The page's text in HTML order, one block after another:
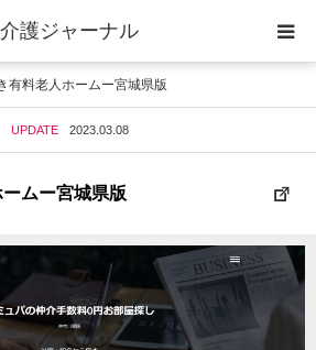
介護ジャーナル
有料老人ホームー宮城県版
UPDATE 2023.03.08
ムー宮城県版